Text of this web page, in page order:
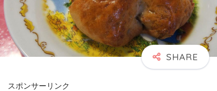
スポンサーリンク